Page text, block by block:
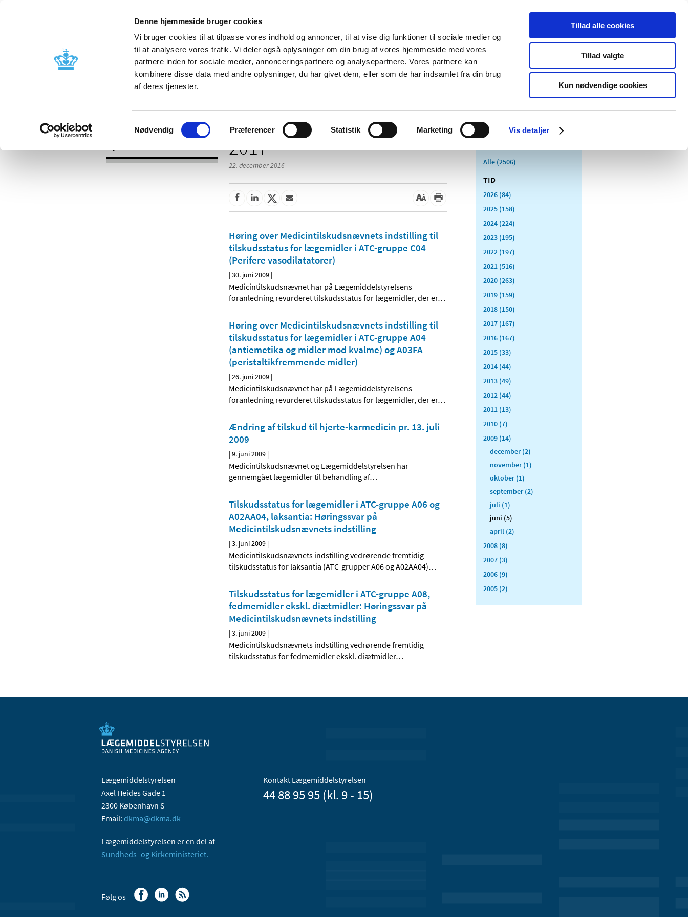
Denne hjemmeside bruger cookies
Vi bruger cookies til at tilpasse vores indhold og annoncer, til at vise dig funktioner til sociale medier og
til at analysere vores trafik. Vi deler også oplysninger om din brug af vores hjemmeside med vores
partnere inden for sociale medier, annonceringspartnere og analysepartnere. Vores partnere kan
kombinere disse data med andre oplysninger, du har givet dem, eller som de har indsamlet fra din brug
af deres tjenester.
Samtykkevalg
Nødvendig Præferencer Statistik Marketing Vis detaljer
Tillad alle cookies
Tillad valgte
Kun nødvendige cookies
Nyheder Om os Kontakt Udgivelser
Godkendelse og
Bivirkninger og
produktinformation
Tilskud og
Apoteker og salg af
Medicinsk
Særlige
produktområder
2017
22. december 2016
Høring over Medicintilskudsnævnets indstilling til
tilskudsstatus for lægemidler i ATC-gruppe C04
(Perifere vasodilatatorer)
|30. juni 2009 |
Medicintilskudsnævnet har på Lægemiddelstyrelsens
foranledning revurderet tilskudsstatus for lægemidler, der er…
Høring over Medicintilskudsnævnets indstilling til
tilskudsstatus for lægemidler i ATC-gruppe A04
(antiemetika og midler mod kvalme) og A03FA
(peristaltik­fremmende midler)
|26. juni 2009 |
Medicintilskudsnævnet har på Lægemiddelstyrelsens
foranledning revurderet tilskudsstatus for lægemidler, der er…
Ændring af tilskud til hjerte-karmedicin pr. 13. juli
2009
|9. juni 2009 |
Medicintilskudsnævnet og Lægemiddelstyrelsen har
gennemgået lægemidler til behandling af…
Tilskudsstatus for lægemidler i ATC-gruppe A06 og
A02AA04, laksantia: Høringssvar på
Medicintilskudsnævnets indstilling
|3. juni 2009 |
Medicintilskudsnævnets indstilling vedrørende fremtidig
tilskudsstatus for laksantia (ATC-grupper A06 og A02AA04)…
Tilskudsstatus for lægemidler i ATC-gruppe A08,
fedmemidler ekskl. diætmidler: Høringssvar på
Medicintilskudsnævnets indstilling
|3. juni 2009 |
Medicintilskudsnævnets indstilling vedrørende fremtidig
tilskudsstatus for fedmemidler ekskl. diætmidler…
Alle (2506)
TID
2026 (84)
2025 (158)
2024 (224)
2023 (195)
2022 (197)
2021 (516)
2020 (263)
2019 (159)
2018 (150)
2017 (167)
2016 (167)
2015 (33)
2014 (44)
2013 (49)
2012 (44)
2011 (13)
2010 (7)
2009 (14)
december (2)
november (1)
oktober (1)
september (2)
juli (1)
juni (5)
april (2)
2008 (8)
2007 (3)
2006 (9)
2005 (2)
Lægemiddelstyrelsen
Axel Heides Gade 1
2300 København S
Email: dkma@dkma.dk
Lægemiddelstyrelsen er en del af
Sundheds- og Kirkeministeriet.
Kontakt Lægemiddelstyrelsen
44 88 95 95 (kl. 9 - 15)
Følg os